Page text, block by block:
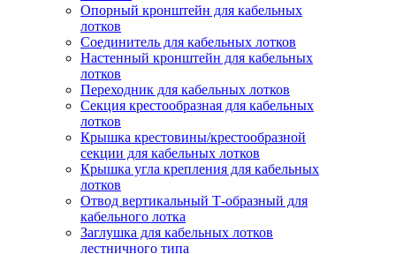
Опорный кронштейн для кабельных
лотков
Соединитель для кабельных лотков
Настенный кронштейн для кабельных
лотков
Переходник для кабельных лотков
Секция крестообразная для кабельных
лотков
Крышка крестовины/крестообразной
секции для кабельных лотков
Крышка угла крепления для кабельных
лотков
Отвод вертикальный Т-образный для
кабельного лотка
Заглушка для кабельных лотков
лестничного типа